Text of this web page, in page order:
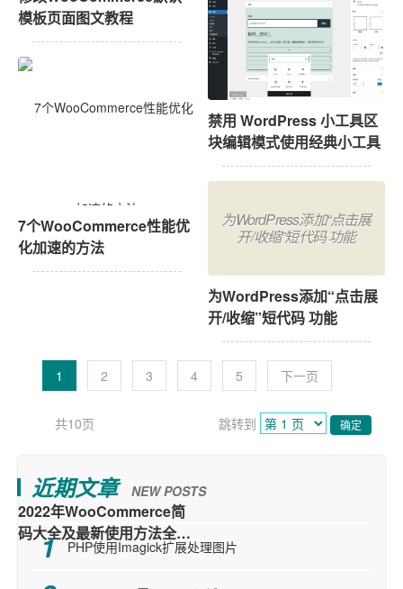
模板页面图文教程
7个WooCommerce性能优
化加速的方法
禁用 WordPress 小工具区
块编辑模式使用经典小工具
为WordPress添加“点击展
开/收缩”短代码 功能
为WordPress添加“点击展
开/收缩”短代码 功能
1 2 3 4 5 下一页
共10页 跳转到 确定
近期文章 NEW POSTS
PHP使用Imagick扩展处理图片